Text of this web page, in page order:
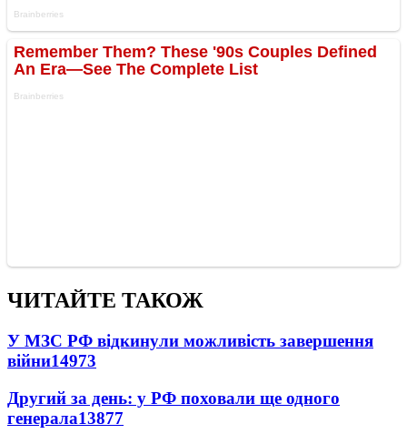
ЧИТАЙТЕ ТАКОЖ
У МЗС РФ відкинули можливість завершення
війни14973
Другий за день: у РФ поховали ще одного
генерала13877